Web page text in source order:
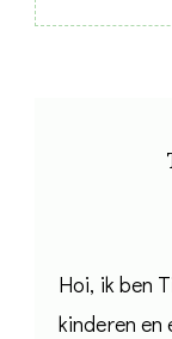
Hoi, ik ben
kinderen en